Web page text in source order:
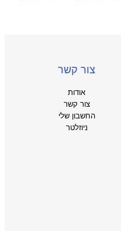
צור קשר
אודות
צור קשר
החשבון שלי
ניוזלטר